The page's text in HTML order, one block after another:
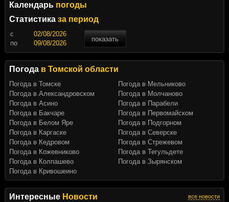
Интересные Новости все новости
Календарь погоды
Статистика за период
c
показать
по
Погода в Томской области
Погода в Томске
Погода в Александровском
Погода в Асино
Погода в Бакчаре
Погода в Белом Яре
Погода в Каргаске
Погода в Кедровом
Погода в Кожевниково
Погода в Колпашево
Погода в Кривошеино
Погода в Мельниково
Погода в Молчаново
Погода в Парабели
Погода в Первомайском
Погода в Подгорном
Погода в Северске
Погода в Стрежевом
Погода в Тегульдете
Погода в Зырянском